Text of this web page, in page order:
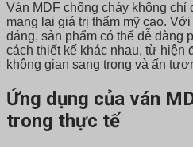
Ván MDF chống cháy không chỉ
mang lại giá trị thẩm mỹ cao.
dáng, sản phẩm có thể dễ dàng
cách thiết kế khác nhau, từ hiện
không gian sang trọng và ấn
Ứng dụng của ván
trong thực tế